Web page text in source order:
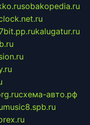
sobakopedia.ru
kalugatur.ru
схема-авто.рф
music8.spb.ru